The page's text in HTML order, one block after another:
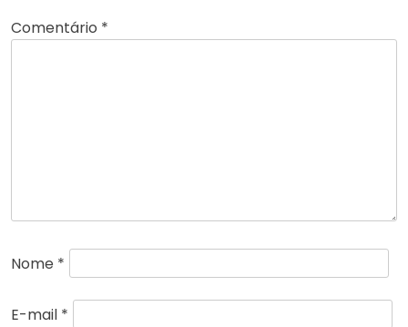
Comentário *
Nome *
E-mail *